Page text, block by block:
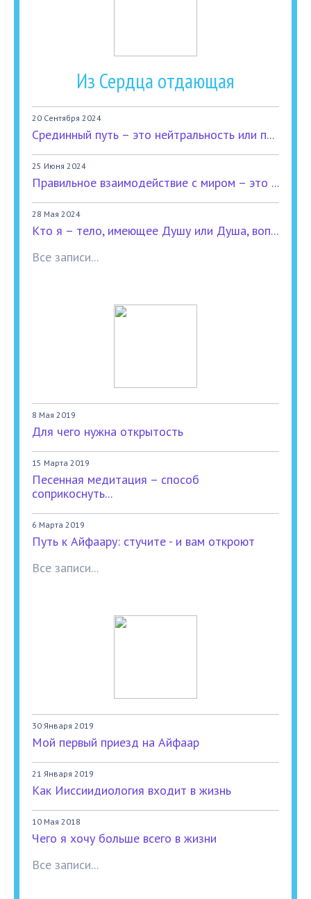
Из Сердца отдающая
20 Сентября 2024
Срединный путь – это нейтральность или п...
25 Июня 2024
Правильное взаимодействие с миром – это ...
28 Мая 2024
Кто я – тело, имеющее Душу или Душа, воп...
Все записи...
8 Мая 2019
Для чего нужна открытость
15 Марта 2019
Песенная медитация – способ
соприкоснуть...
6 Марта 2019
Путь к Айфаару: стучите - и вам откроют
Все записи...
30 Января 2019
Мой первый приезд на Айфаар
21 Января 2019
Как Ииссиидиология входит в жизнь
10 Мая 2018
Чего я хочу больше всего в жизни
Все записи...